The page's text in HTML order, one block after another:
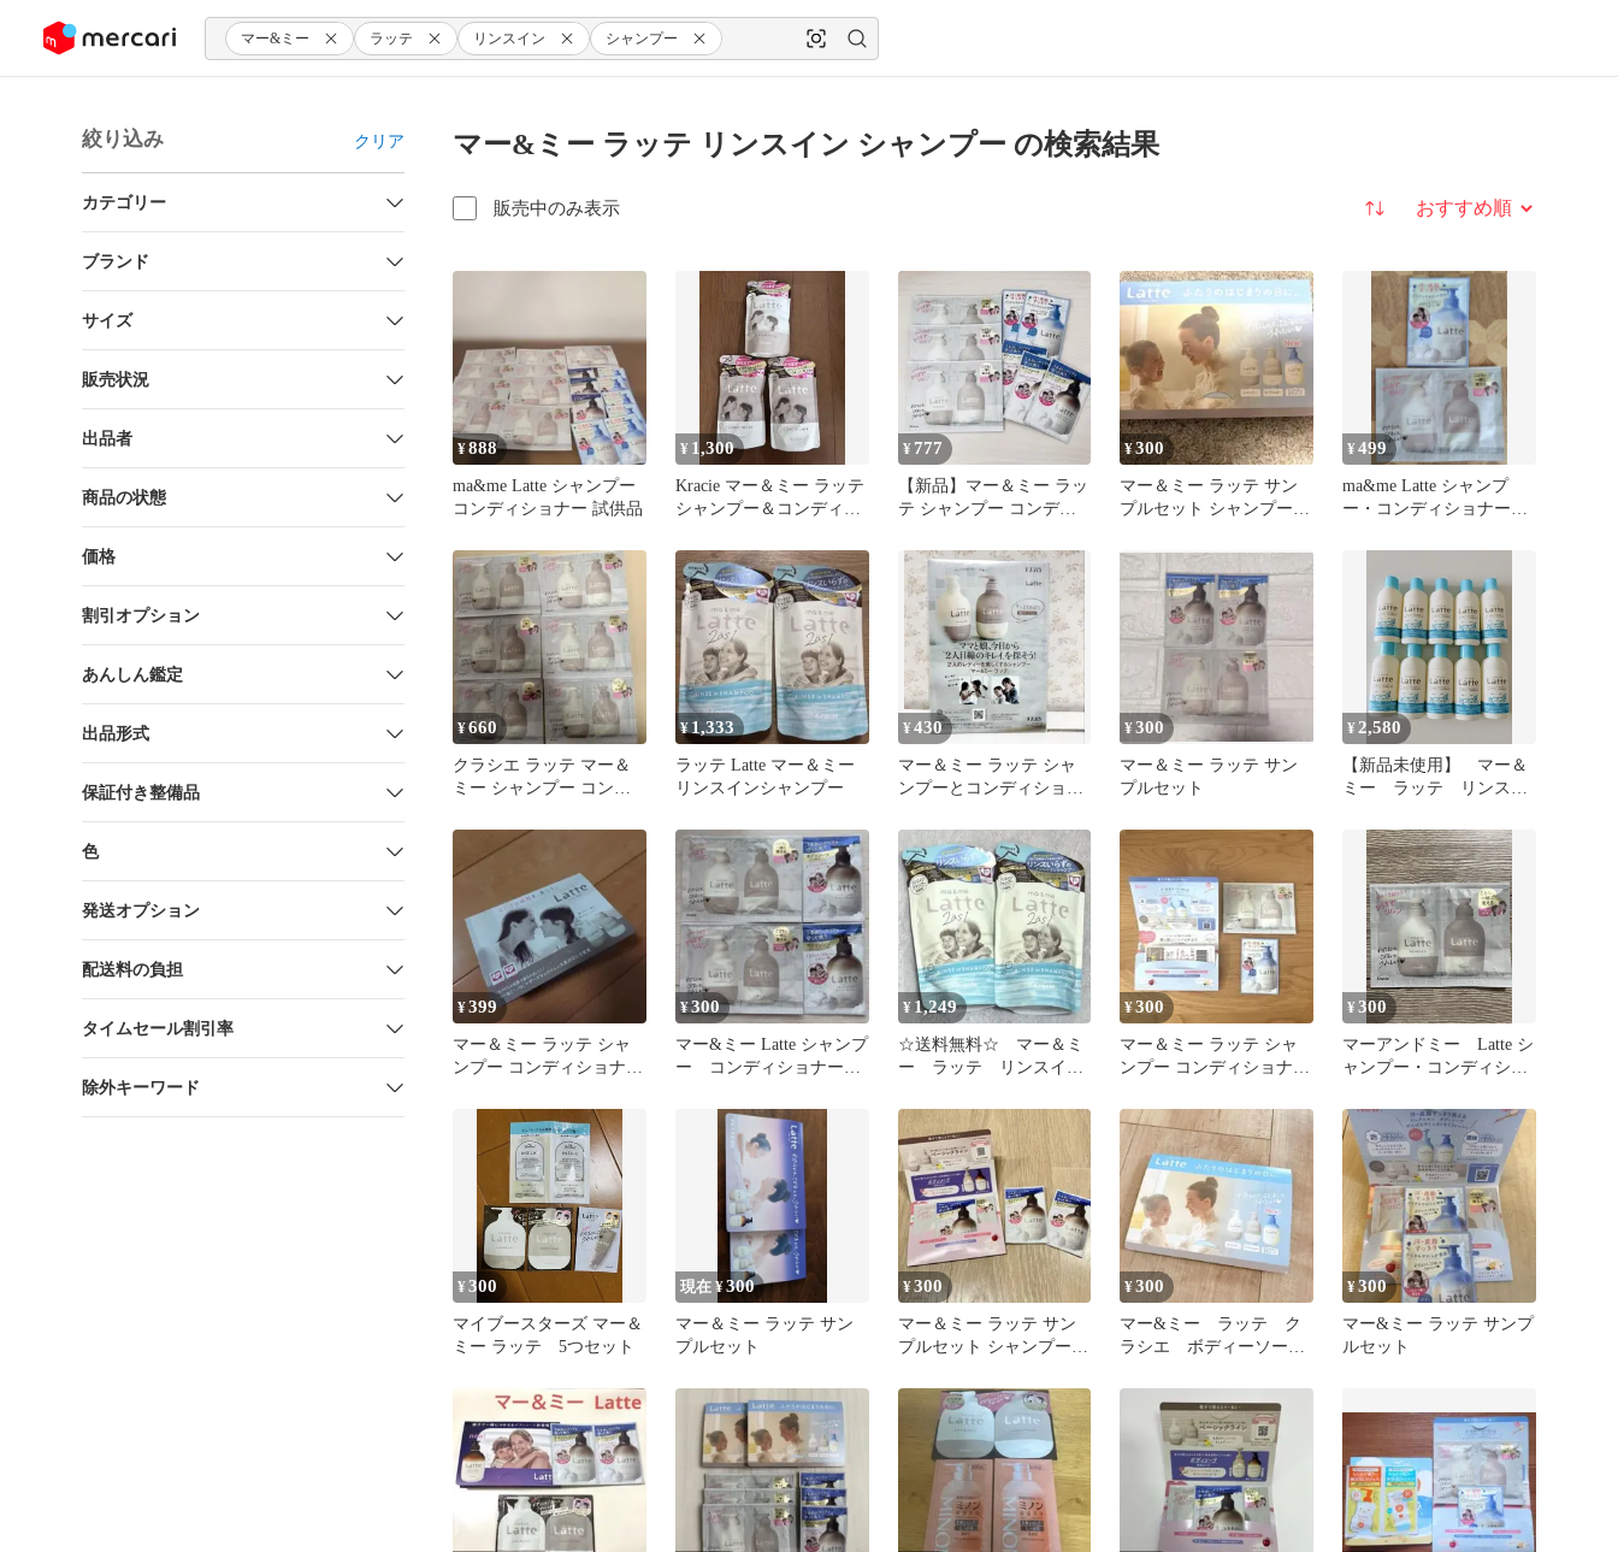
ツにスキップ マー&ミー ラッテ リンスイン シャンプー
絞り込み クリア
カテゴリー
ブランド
サイズ
販売状況
出品者
商品の状態
価格
割引オプション
あんしん鑑定
出品形式
保証付き整備品
色
発送オプション
配送料の負担
タイムセール割引率
除外キーワード
マー&ミー ラッテ リンスイン シャンプー の検索結果
販売中のみ表示 並び替え
¥888
ma&me Latte シャンプー
コンディショナー 試供品
¥ 1,300
Kracie マー＆ミー ラッテ
シャンプー＆コンディシ
¥ 777
【新品】マー＆ミー ラッ
テ シャンプー コンディ
１包
¥300
マー＆ミー ラッテ サン
プルセット シャンプー
ィソープ
¥499
ma&me Latte シャンプ
ー・コンディショナー・
¥660
クラシエ ラッテ マー＆
ミー シャンプー コンデ
プル
¥ 1,333
ラッテ Latte マー＆ミー
リンスインシャンプー
¥430
マー＆ミー ラッテ シャ
ンプーとコンディショナ
¥300
マー＆ミー ラッテ サン
プルセット
¥ 2,580
【新品未使用】 マー＆
ミー ラッテ リンスイ
セット
¥399
マー＆ミー ラッテ シャ
ンプー コンディショナー
¥300
マー&ミー Latte シャンプ
ー コンディショナー
¥ 1,249
☆送料無料☆ マー＆ミ
ー ラッテ リンスイン
用 ２袋
¥300
マー＆ミー ラッテ シャ
ンプー コンディショナー
ンプル
¥300
マーアンドミー Latte シ
ャンプー・コンディショ
¥300
マイブースターズ マー＆
ミー ラッテ 5つセット
現在 ¥300
マー＆ミー ラッテ サン
プルセット
¥300
マー＆ミー ラッテ サン
プルセット シャンプー
ソープ
¥300
マー&ミー ラッテ ク
ラシエ ボディーソー
ィショナー
¥300
マー&ミー ラッテ サンプ
ルセット